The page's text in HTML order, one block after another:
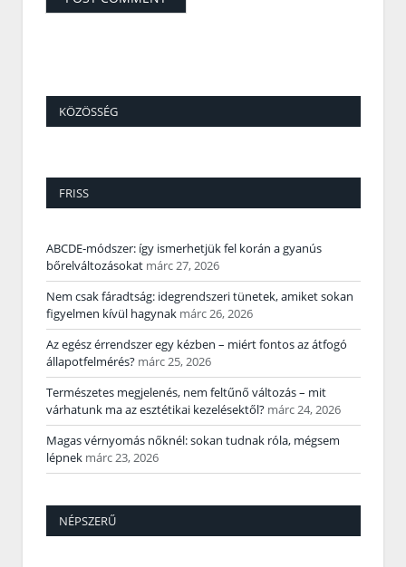
KÖZÖSSÉG
FRISS
ABCDE‑módszer: így ismerhetjük fel korán a gyanús
bőrelváltozásokat márc 27, 2026
Nem csak fáradtság: idegrendszeri tünetek, amiket sokan
figyelmen kívül hagynak márc 26, 2026
Az egész érrendszer egy kézben – miért fontos az átfogó
állapotfelmérés? márc 25, 2026
Természetes megjelenés, nem feltűnő változás – mit
várhatunk ma az esztétikai kezelésektől? márc 24, 2026
Magas vérnyomás nőknél: sokan tudnak róla, mégsem
lépnek márc 23, 2026
NÉPSZERŰ